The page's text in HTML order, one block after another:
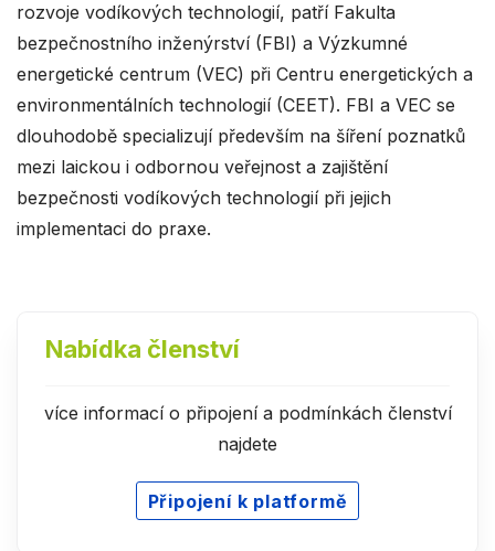
rozvoje vodíkových technologií, patří Fakulta
bezpečnostního inženýrství (FBI) a Výzkumné
energetické centrum (VEC) při Centru energetických a
environmentálních technologií (CEET). FBI a VEC se
dlouhodobě specializují především na šíření poznatků
mezi laickou i odbornou veřejnost a zajištění
bezpečnosti vodíkových technologií při jejich
implementaci do praxe.
Nabídka členství
více informací o připojení a podmínkách členství
najdete
Připojení k platformě